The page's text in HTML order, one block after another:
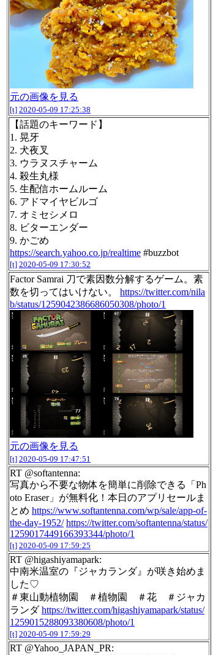
元の画像を見る
[t] 2020-05-09 17:25:38
【話題のキーワード】
1. 晃牙
2. 犬夜叉
3. ウラヌスチャーム
4. 殺生丸様
5. 生配信ホームルーム
6. アドマイヤビルゴ
7. オミセシメロ
8. ビターエンダー
9. かごめ
https://search.yahoo.co.jp/realtime #buzzbot
[t] 2020-05-09 17:30:52
Factor Samrai 刀で素因数分解するゲーム。素
数を切ってはいけない。 https://twitter.com/nila
b/status/1259042386686050308/photo/1
元の画像を見る
[t] 2020-05-09 17:47:51
RT @softantenna:
写真から不要な物体を簡単に削除できる「Ph
oto Eraser」が無料化！本日のアプリセールま
とめ https://www.softantenna.com/wp/sale/app-of-
the-day-1952/ https://twitter.com/softantenna/status/
1259017449166393344/photo/1
[t] 2020-05-09 17:59:25
RT @higashiyamapark:
中南米温室の『ジャカランダ』が咲き始めま
した♡
＃東山動植物園 ＃植物園 ＃花 ＃ジャカ
ランダhttps://twitter.com/higashiyamapark/status/
1259015288093380608/photo/1
[t] 2020-05-09 17:59:29
RT @Yahoo_JAPAN_PR: